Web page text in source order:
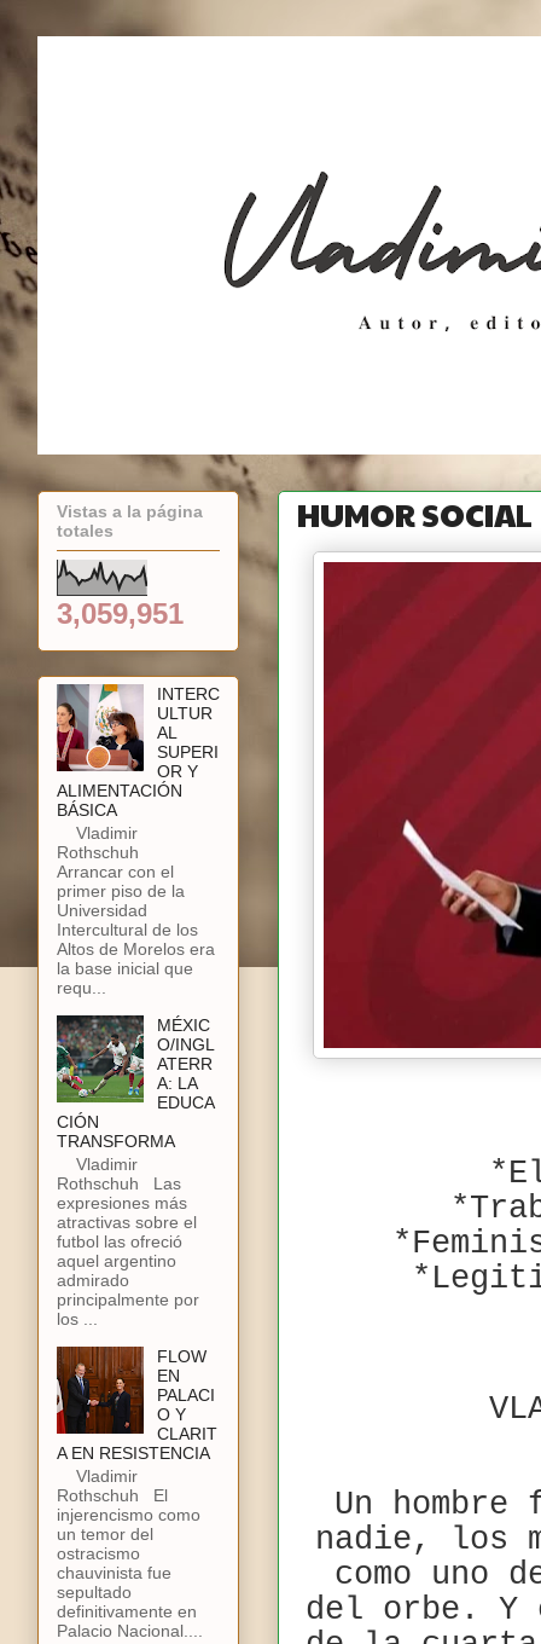
HUMOR SOCIAL
Un
nadie, los
como uno
del orbe.
Vistas a la página
totales
3,059,951
INTERC
ULTUR
AL
SUPERI
OR Y
ALIMENTACIÓN
BÁSICA
Vladimir
Rothschuh
Arrancar con el
primer piso de la
Universidad
Intercultural de los
Altos de Morelos era
la base inicial que
requ...
MÉXIC
O/INGL
ATERR
A: LA
EDUCA
CIÓN
TRANSFORMA
Vladimir
Rothschuh Las
expresiones más
atractivas sobre el
futbol las ofreció
aquel argentino
admirado
principalmente por
los ...
FLOW
EN
PALACI
O Y
CLARIT
A EN RESISTENCIA
Vladimir
Rothschuh El
injerencismo como
un temor del
ostracismo
chauvinista fue
sepultado
definitivamente en
Palacio Nacional....